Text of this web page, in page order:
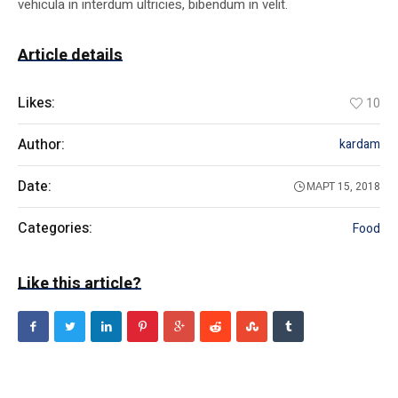
vehicula in interdum ultricies, bibendum in velit.
Article details
Likes: 10
Author: kardam
Date: МАРТ 15, 2018
Categories: Food
Like this article?